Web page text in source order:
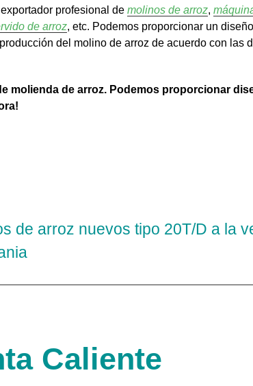
profesional de molinos de arroz,
de arroz, etc. Podemos proporcionar un
del molino de arroz de acuerdo con las
molienda de arroz. Podemos proporcionar
de arroz nuevos tipo 20T/D a la
Caliente